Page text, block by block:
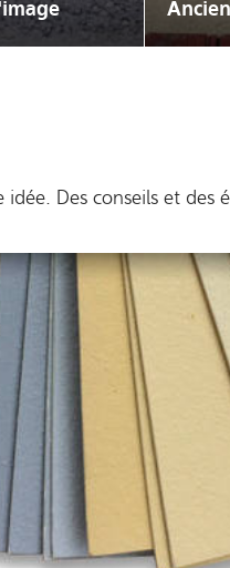
Des conseils et des